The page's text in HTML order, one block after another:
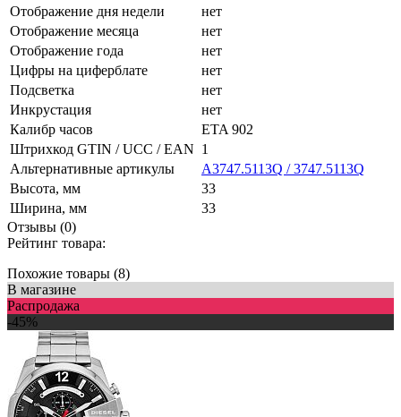
Отображение дня недели
нет
Отображение месяца
нет
Отображение года
нет
Цифры на циферблате
нет
Подсветка
нет
Инкрустация
нет
Калибр часов
ETA 902
Штрихкод GTIN / UCC / EAN 1
Альтернативные артикулы
A3747.5113Q / 3747.5113Q
Высота, мм
33
Ширина, мм
33
Отзывы (0)
Рейтинг товара:
Похожие товары (8)
В магазине
Распродажа
-45%